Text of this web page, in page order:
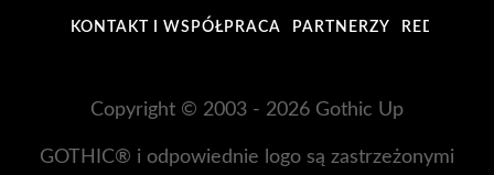
KONTAKT I WSPÓŁPRACA PARTNERZY REDAKCJA
Copyright © 2003 - 2026 Gothic Up
GOTHIC® i odpowiednie logo są zastrzeżonymi